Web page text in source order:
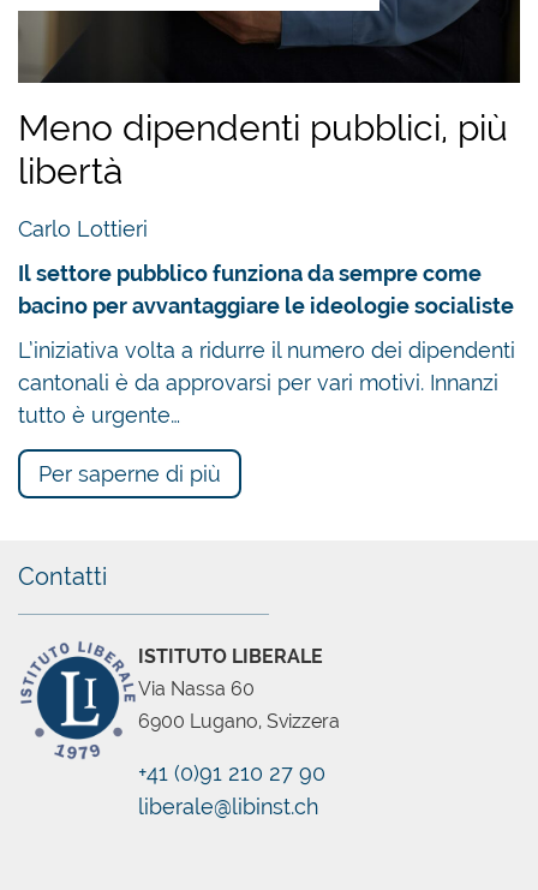
Meno dipendenti pubblici, più
libertà
Carlo Lottieri
Il settore pubblico funziona da sempre come
bacino per avvantaggiare le ideologie socialiste
L’iniziativa volta a ridurre il numero dei dipendenti
cantonali è da approvarsi per vari motivi. Innanzi
tutto è urgente…
Per saperne di più
Contatti
ISTITUTO LIBERALE
Via Nassa 60
6900 Lugano, Svizzera
+41 (0)91 210 27 90
liberale@libinst.ch